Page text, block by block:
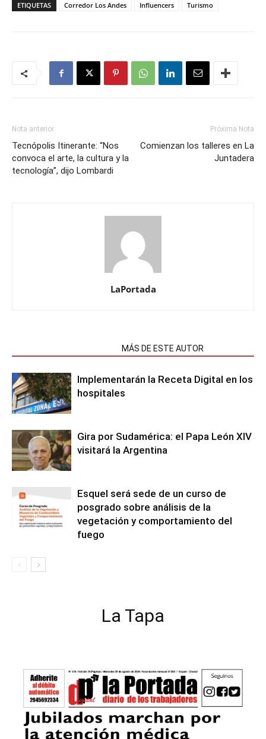
ETIQUETAS Corredor Los Andes Influencers Turismo
Nota anterior
Tecnópolis Itinerante: “Nos
convoca el arte, la cultura y la
tecnología”, dijo Lombardi
Próxima Nota
Comienzan los talleres en La
Juntadera
LaPortada
MÁS DE ESTE AUTOR
Implementarán la Receta Digital en los
hospitales
Gira por Sudamérica: el Papa León XIV
visitará la Argentina
Esquel será sede de un curso de
posgrado sobre análisis de la
vegetación y comportamiento del
fuego
La Tapa